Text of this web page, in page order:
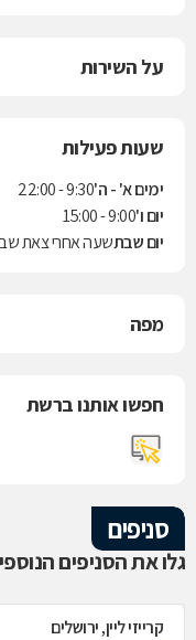
על השירות
שעות פעילות
ימים א' - ה'9:30 - 22:00
יום ו'9:00 - 15:00
יום שבתשעה אחרי צאת שבת -
מפה
חפשו אותנו ברשת
סניפים
גלו את הסניפים
קרייזי ליין, ירושלים